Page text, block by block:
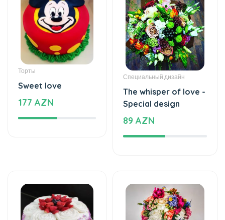
Торты
Sweet love
177 AZN
Специальный дизайн
The whisper of love -
Special design
89 AZN